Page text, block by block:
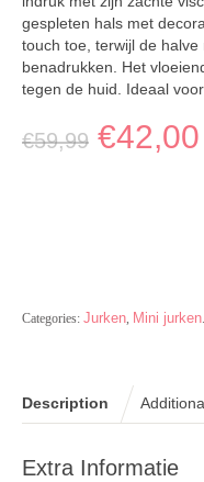
gespleten hals met
touch toe, terwijl de
benadrukken. Het
tegen de huid. Ideaal
€59,99 €42,00
Categories: Jurken Mini jurken
Description
Extra Informatie